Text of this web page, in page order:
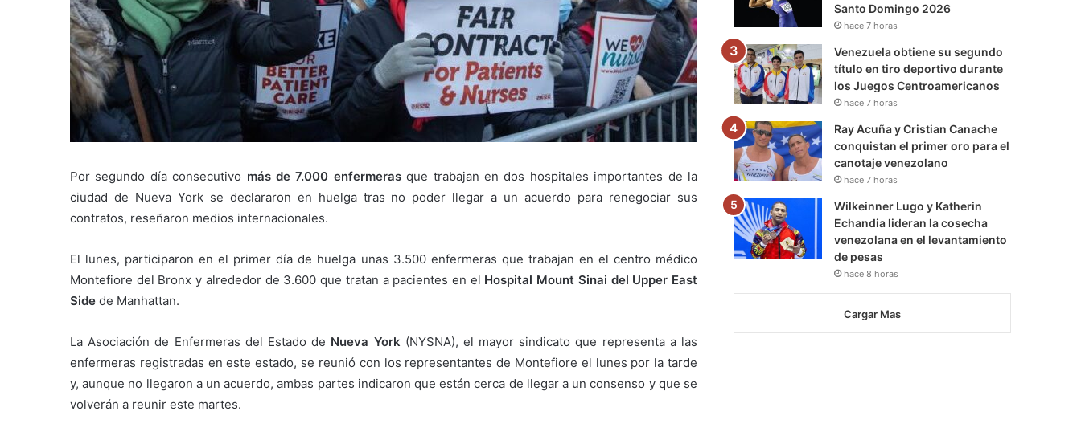
Por segundo día consecutivo más de 7.000 enfermerasque trabajan en dos hospitales importantes de la
ciudad de Nueva York se declararon en huelga tras no poder llegar a un acuerdo para renegociar sus
contratos, reseñaron medios internacionales.
El lunes, participaron en el primer día de huelga unas 3.500 enfermeras que trabajan en el centro médico
Montefiore del Bronx y alrededor de 3.600 que tratan a pacientes en el Hospital Mount Sinai del Upper East
Side de Manhattan.
La Asociación de Enfermeras del Estado de Nueva York (NYSNA), el mayor sindicato que representa a las
enfermeras registradas en este estado, se reunió con los representantes de Montefiore el lunes por la tarde
y, aunque no llegaron a un acuerdo, ambas partes indicaron que están cerca de llegar a un consenso y que se
volverán a reunir este martes.
Santo Domingo 2026
hace 7 horas
Venezuela obtiene su segundo
título en tiro deportivo durante
los Juegos Centroamericanos
hace 7 horas
Ray Acuña y Cristian Canache
conquistan el primer oro para el
canotaje venezolano
hace 7 horas
Wilkeinner Lugo y Katherin
Echandia lideran la cosecha
venezolana en el levantamiento
de pesas
hace 8 horas
Cargar Mas